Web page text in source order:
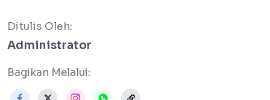
Ditulis Oleh:
Administrator
Bagikan Melalui: